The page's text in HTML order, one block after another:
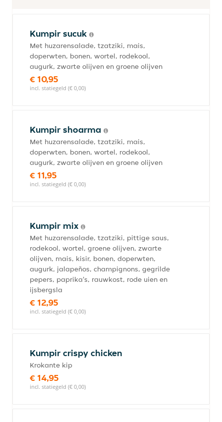
Kumpir sucuk
Met huzarensalade, tzatziki, mais,
doperwten, bonen, wortel, rodekool,
augurk, zwarte olijven en groene olijven
€ 10,95
incl. statiegeld (€ 0,00)
Kumpir shoarma
Met huzarensalade, tzatziki, mais,
doperwten, bonen, wortel, rodekool,
augurk, zwarte olijven en groene olijven
€ 11,95
incl. statiegeld (€ 0,00)
Kumpir mix
Met huzarensalade, tzatziki, pittige saus,
rodekool, wortel, groene olijven, zwarte
olijven, mais, kisir, bonen, doperwten,
augurk, jalapeños, champignons, gegrilde
pepers, paprika's, rauwkost, rode uien en
ijsbergsla
€ 12,95
incl. statiegeld (€ 0,00)
Kumpir crispy chicken
Krokante kip
€ 14,95
incl. statiegeld (€ 0,00)